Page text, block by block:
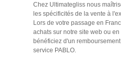
Chez Ultimategliss nous
les spécificités de la vente à
Lors de votre passage en
achats sur notre site web ou en
bénéficiez d'un remboursement
service PABLO.